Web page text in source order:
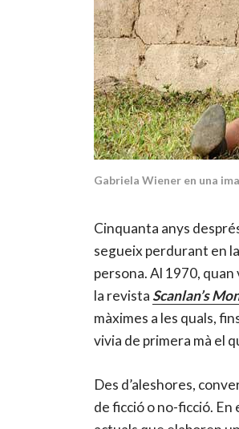
Gabriela Wiener en una
Cinquanta anys
segueix perdurant en
persona. Al 1970, quan
la revista Scanlan’s
màximes a les quals,
vivia de primera mà el
Des d’aleshores,
de ficció o no-ficció.